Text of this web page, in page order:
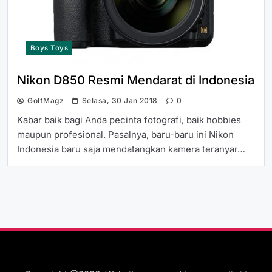
Boys Toys
Nikon D850 Resmi Mendarat di Indonesia
GolfMagz Selasa, 30 Jan 2018 0
Kabar baik bagi Anda pecinta fotografi, baik hobbies
maupun profesional. Pasalnya, baru-baru ini Nikon
Indonesia baru saja mendatangkan kamera teranyar…